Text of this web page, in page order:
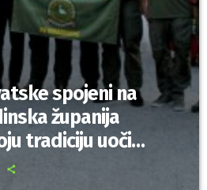
spojeni na
županija
tradiciju uoči